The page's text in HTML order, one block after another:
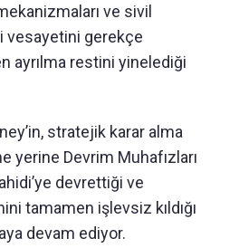
ve sivil
vesayetini gerekçe
ayrılma restini yinelediği
stratejik karar alma
yerine Devrim Muhafızları
devrettiği ve
tamamen işlevsiz kıldığı
devam ediyor.